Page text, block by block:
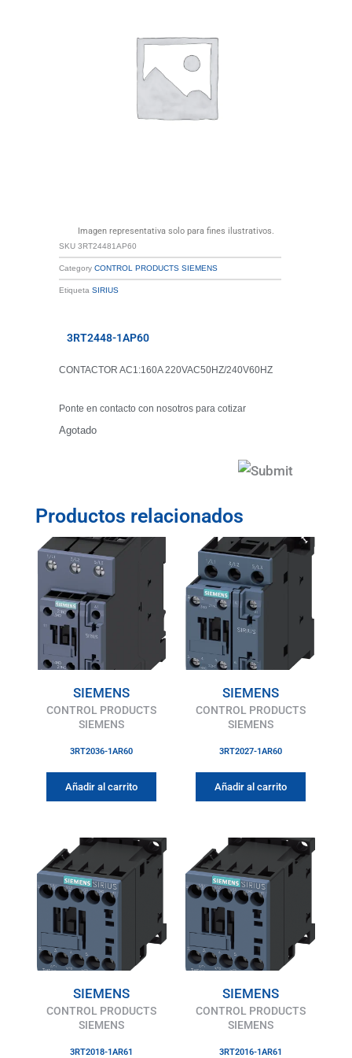
Imagen representativa solo para fines ilustrativos.
SKU 3RT24481AP60
Category CONTROL PRODUCTS SIEMENS
Etiqueta SIRIUS
3RT2448-1AP60
CONTACTOR AC1:160A 220VAC50HZ/240V60HZ
Ponte en contacto con nosotros para cotizar
Agotado
Productos relacionados
SIEMENS
CONTROL PRODUCTS
SIEMENS
3RT2036-1AR60
Añadir al carrito
SIEMENS
CONTROL PRODUCTS
SIEMENS
3RT2027-1AR60
Añadir al carrito
SIEMENS
CONTROL PRODUCTS
SIEMENS
3RT2018-1AR61
SIEMENS
CONTROL PRODUCTS
SIEMENS
3RT2016-1AR61